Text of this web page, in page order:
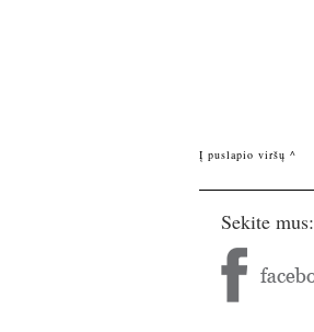
Į puslapio viršų ^
Sekite mus: